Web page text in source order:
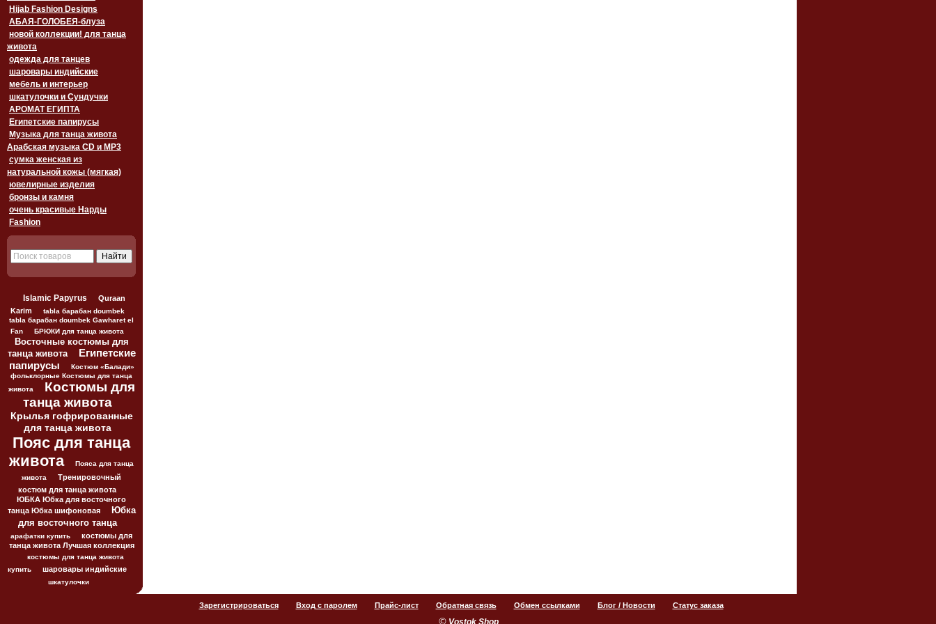
Hijab Fashion Designs
АБАЯ-ГОЛОБЕЯ-блуза
новой коллекции! для танца
живота
одежда для танцев
шаровары индийские
мебель и интерьер
шкатулочки и Сундучки
АРОМАТ ЕГИПТА
Египетские папирусы
Музыка для танца живота
Арабская музыка CD и MP3
сумка женская из
натуральной кожы (мягкая)
ювелирные изделия
бронзы и камня
очень красивые Нарды
Fashion
Islamic Papyrus
Quraan
Karim
tabla барабан doumbek
tabla барабан doumbek Gawharet el
Fan
БРЮКИ для танца живота
Восточные костюмы для
танца живота
Египетские
папирусы
Костюм «Балади»
фольклорные Костюмы для танца
живота
Костюмы для
танца живота
Крылья гофрированные
для танца живота
Пояс для танца
живота
Пояса для танца
живота
Тренировочный
костюм для танца живота
ЮБКА Юбка для восточного
танца Юбка шифоновая
Юбка
для восточного танца
арафатки купить
костюмы для
танца живота Лучшая коллекция
костюмы для танца живота
купить
шаровары индийские
шкатулочки
Зарегистрироваться Вход с паролем Прайс-лист Обратная связь Обмен ссылками Блог / Новости Статус заказа
© Vostok Shop.